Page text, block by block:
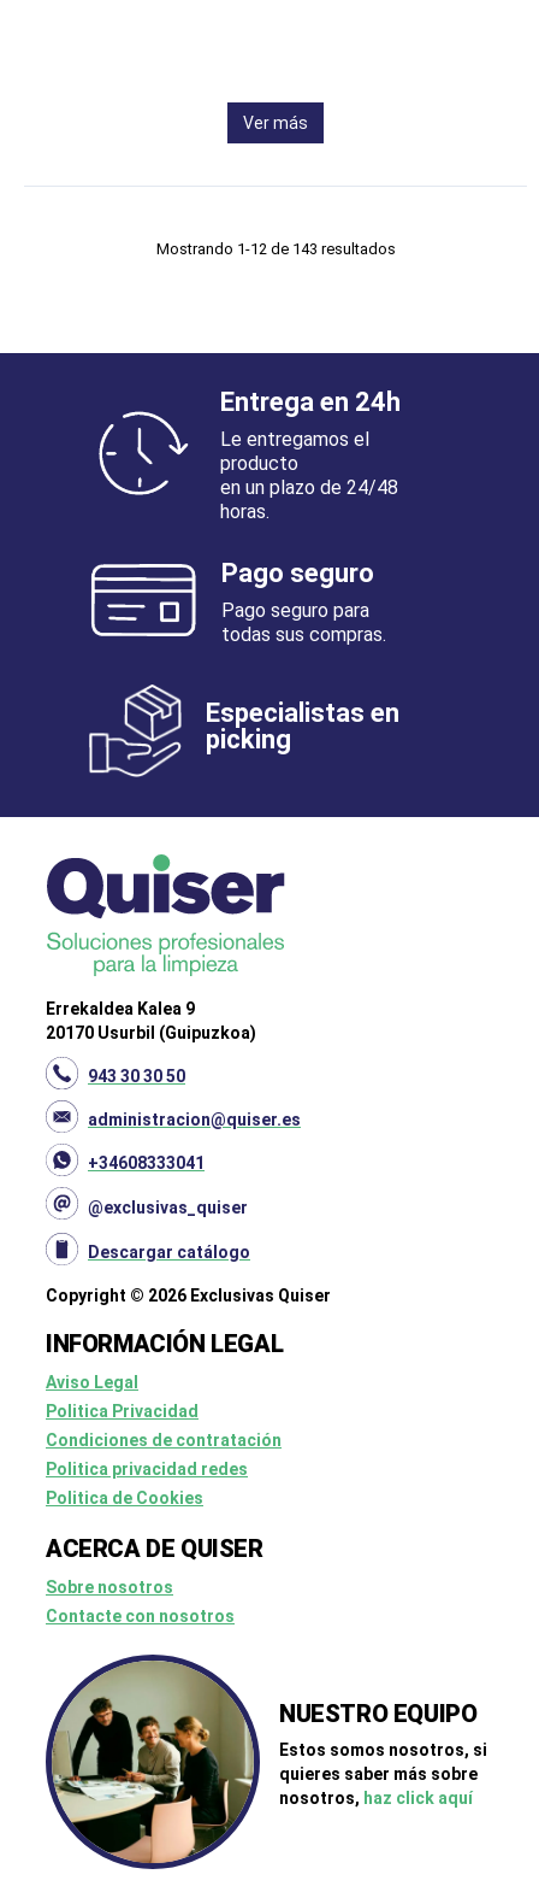
Ver más
Mostrando 1-12 de 143 resultados
Entrega en 24h
Le entregamos el
producto
en un plazo de 24/48
horas.
Pago seguro
Pago seguro para
todas sus compras.
Especialistas en
picking
Errekaldea Kalea 9
20170 Usurbil (Guipuzkoa)
943 30 30 50
administracion@quiser.es
+34608333041
@exclusivas_quiser
Descargar catálogo
Copyright © 2026 Exclusivas Quiser
INFORMACIÓN LEGAL
Aviso Legal
Politica Privacidad
Condiciones de contratación
Politica privacidad redes
Politica de Cookies
ACERCA DE QUISER
Sobre nosotros
Contacte con nosotros
NUESTRO EQUIPO
Estos somos nosotros, si
quieres saber más sobre
nosotros, haz click aquí